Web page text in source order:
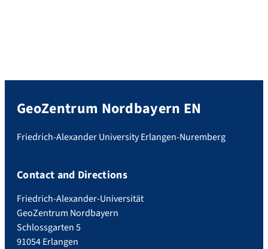
GeoZentrum Nordbayern EN
Friedrich-Alexander University Erlangen-Nuremberg
Contact and Directions
Friedrich-Alexander-Universität
GeoZentrum Nordbayern
Schlossgarten 5
91054 Erlangen